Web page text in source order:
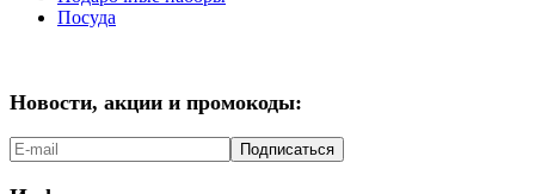
Посуда
Новости, акции и промокоды:
Подписаться